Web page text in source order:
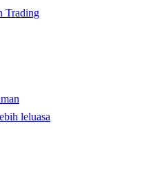
Trading
leluasa